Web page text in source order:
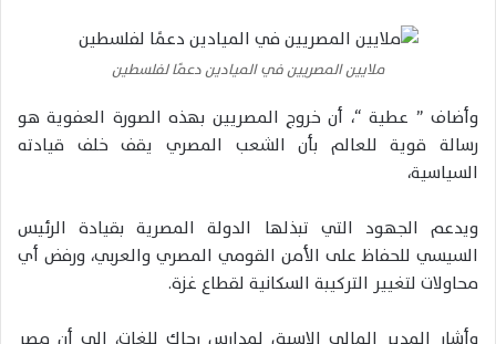
ملايين المصريين في الميادين دعمًا لفلسطين
وأضاف ” عطية “، أن خروج المصريين بهذه الصورة العفوية هو
رسالة قوية للعالم بأن الشعب المصري يقف خلف قيادته
السياسية،
ويدعم الجهود التي تبذلها الدولة المصرية بقيادة الرئيس
السيسي للحفاظ على الأمن القومي المصري والعربي، ورفض أي
محاولات لتغيير التركيبة السكانية لقطاع غزة.